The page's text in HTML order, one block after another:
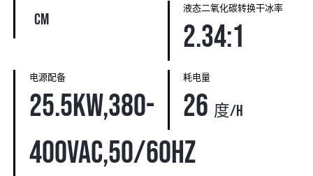
cm
液态二氧化碳转换干冰率
2.34:1
电源配备
25.5kw,380-
400VAC,50/60HZ
耗电量
26 度/h